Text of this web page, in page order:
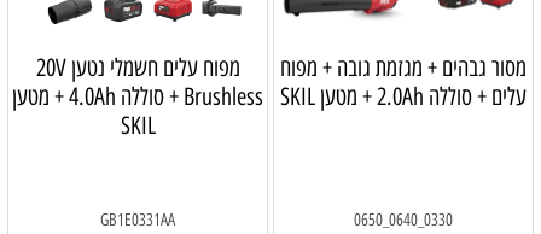
מסור גבהים + מגזמת גובה + מפוח
עלים + סוללה 2.0Ah + מטען SKIL
0330_0640_0650
מפוח עלים חשמלי נטען 20V
Brushless + סוללה 4.0Ah + מטען
SKIL
GB1E0331AA